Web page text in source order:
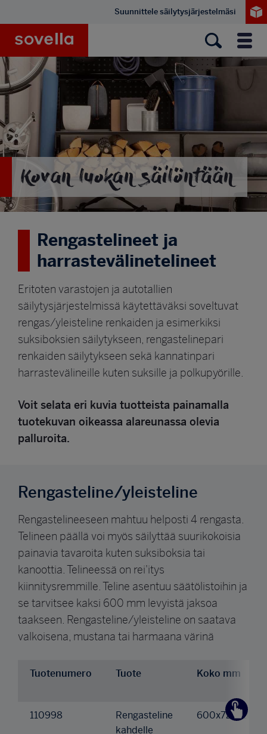
pääsisältöön
Suunnittele säilytysjärjestelmäsi
Sovella
Kovan luokan säilöntään
Rengastelineet ja
harrastevälinetelineet
Eritoten varastojen ja autotallien
säilytysjärjestelmissä käytettäväksi soveltuvat
rengas/yleisteline renkaiden ja esimerkiksi
suksiboksien säilytykseen, rengastelinepari
renkaiden säilytykseen sekä kannatinpari
harrastevälineille kuten suksille ja polkupyörille.
Voit selata eri kuvia tuotteista painamalla
tuotekuvan oikeassa alareunassa olevia
palluroita.
Rengasteline/yleisteline
Rengastelineeseen mahtuu helposti 4 rengasta.
Telineen päällä voi myös säilyttää suurikokoisia
painavia tavaroita kuten suksiboksia tai
kanoottia. Telineessä on rei'itys
kiinnitysremmille. Teline asentuu säätölistoihin ja
se tarvitsee kaksi 600 mm levyistä jaksoa
taakseen. Rengasteline/yleisteline on saatava
valkoisena, mustana tai harmaana värinä
Tuotenumero Tuote Koko mm
110998
Rengasteline
kahdelle